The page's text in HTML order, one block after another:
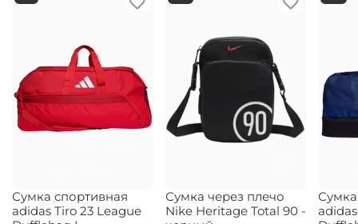
Сумка спортивная
adidas Tiro 23 League
Сумка через плечо
Nike Heritage Total 90 -